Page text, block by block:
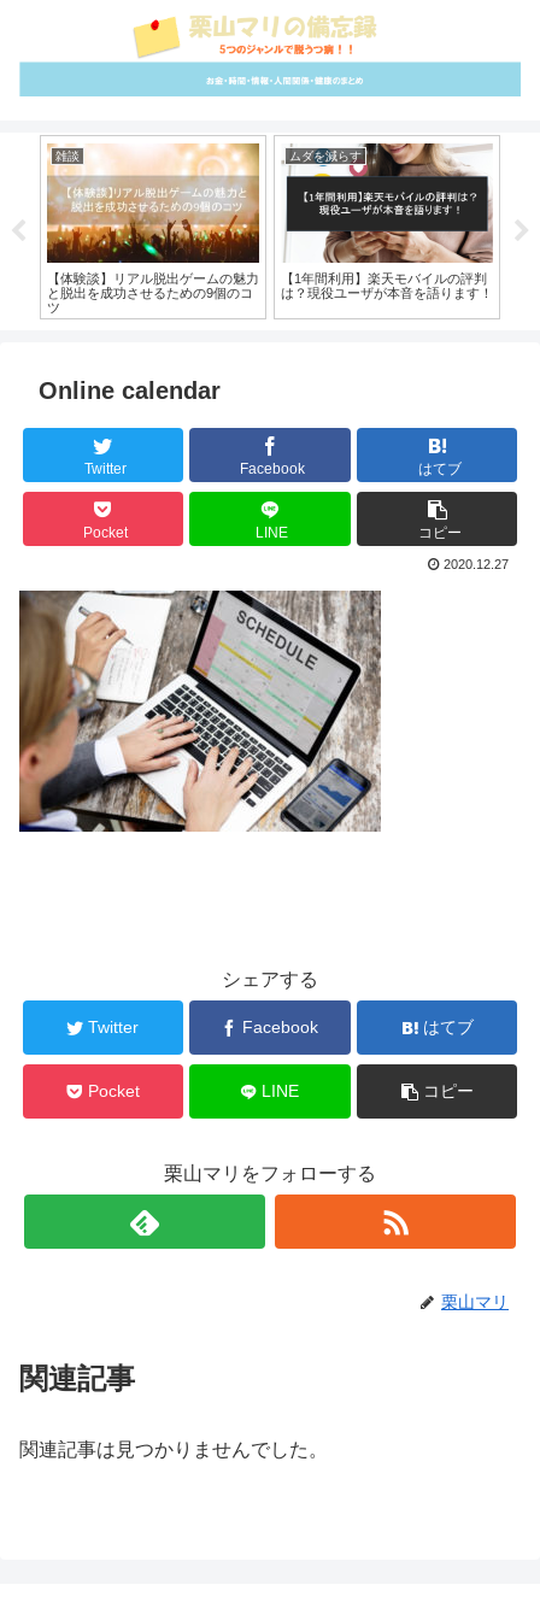
雑談
【体験談】リアル脱出ゲームの魅力
と脱出を成功させるための9個のコ
ツ
ムダを減らす
【1年間利用】楽天モバイルの評判
は？現役ユーザが本音を語ります！
Online calendar
Twitter Facebook はてブ
Pocket LINE コピー
2020.12.27
シェアする
Twitter Facebook はてブ
Pocket LINE コピー
栗山マリをフォローする
栗山マリ
関連記事
関連記事は見つかりませんでした。